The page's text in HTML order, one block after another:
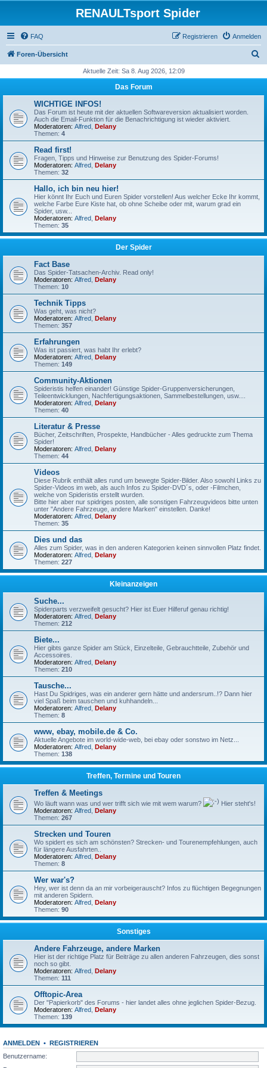
RENAULTsport Spider
FAQ Anmelden
Registrieren
Foren-Übersicht
h
Aktuelle Zeit: Sa 8. Aug 2026, 12:09
Das Forum
WICHTIGE INFOS!
Das Forum ist heute mit der aktuellen Softwareversion aktualisiert worden.
Auch die Email-Funktion für die Benachrichtigung ist wieder aktiviert.
Moderatoren: Alfred Delany
Themen: 4
Read first!
Fragen, Tipps und Hinweise zur Benutzung des Spider-Forums!
Moderatoren: Alfred Delany
Themen: 32
Hallo, ich bin neu hier!
Hier könnt Ihr Euch und Euren Spider vorstellen! Aus welcher Ecke Ihr kommt,
welche Farbe Eure Kiste hat, ob ohne Scheibe oder mit, warum grad ein
Spider, usw...
Moderatoren: Alfred Delany
Themen: 35
Der Spider
Fact Base
Das Spider-Tatsachen-Archiv. Read only!
Moderatoren: Alfred Delany
Themen: 10
Technik Tipps
Was geht, was nicht?
Moderatoren: Alfred Delany
Themen: 357
Erfahrungen
Was ist passiert, was habt Ihr erlebt?
Moderatoren: Alfred Delany
Themen: 149
Community-Aktionen
Spideristis helfen einander! Günstige Spider-Gruppenversicherungen,
Teileentwicklungen, Nachfertigungsaktionen, Sammelbestellungen, usw....
Moderatoren: Alfred Delany
Themen: 40
Literatur & Presse
Bücher, Zeitschriften, Prospekte, Handbücher - Alles gedruckte zum Thema
Spider!
Moderatoren: Alfred Delany
Themen: 44
Videos
Diese Rubrik enthält alles rund um bewegte Spider-Bilder. Also sowohl Links zu
Spider-Videos im web, als auch Infos zu Spider-DVD´s, oder -Filmchen,
welche von Spideristis erstellt wurden.
Bitte hier aber nur spidriges posten, alle sonstigen Fahrzeugvideos bitte unten
unter "Andere Fahrzeuge, andere Marken" einstellen. Danke!
Moderatoren: Alfred Delany
Themen: 35
Dies und das
Alles zum Spider, was in den anderen Kategorien keinen sinnvollen Platz findet.
Moderatoren: Alfred Delany
Themen: 227
Kleinanzeigen
Suche...
Spiderparts verzweifelt gesucht? Hier ist Euer Hilferuf genau richtig!
Moderatoren: Alfred Delany
Themen: 212
Biete...
Hier gibts ganze Spider am Stück, Einzelteile, Gebrauchtteile, Zubehör und
Accessoires.
Moderatoren: Alfred Delany
Themen: 210
Tausche...
Hast Du Spidriges, was ein anderer gern hätte und andersrum..!? Dann hier
viel Spaß beim tauschen und kuhhandeln...
Moderatoren: Alfred Delany
Themen: 8
www, ebay, mobile.de & Co.
Aktuelle Angebote im world-wide-web, bei ebay oder sonstwo im Netz...
Moderatoren: Alfred Delany
Themen: 138
Treffen, Termine und Touren
Treffen & Meetings
Wo läuft wann was und wer trifft sich wie mit wem warum?
Hier steht's!
Moderatoren: Alfred Delany
Themen: 267
Strecken und Touren
Wo spidert es sich am schönsten? Strecken- und Tourenempfehlungen, auch
für längere Ausfahrten..
Moderatoren: Alfred Delany
Themen: 8
Wer war's?
Hey, wer ist denn da an mir vorbeigerauscht? Infos zu flüchtigen Begegnungen
mit anderen Spidern.
Moderatoren: Alfred Delany
Themen: 90
Sonstiges
Andere Fahrzeuge, andere Marken
Hier ist der richtige Platz für Beiträge zu allen anderen Fahrzeugen, dies sonst
noch so gibt.
Moderatoren: Alfred Delany
Themen: 111
Offtopic-Area
Der "Papierkorb" des Forums - hier landet alles ohne jeglichen Spider-Bezug.
Moderatoren: Alfred Delany
Themen: 139
ANMELDEN • REGISTRIEREN
Benutzername: